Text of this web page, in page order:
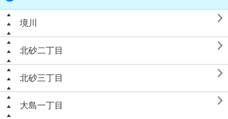
境川 
北砂二丁目 
北砂三丁目 
大島一丁目 